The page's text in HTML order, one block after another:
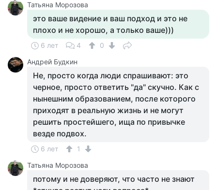
Татьяна Морозова
это ваше видение и ваш подход и это не
плохо и не хорошо, а только ваше)))
6 лет 4
0
Андрей Будкин
Не, просто когда люди спрашивают: это
черное, просто ответить "да" скучно. Как с
нынешним образованием, после которого
приходят в реальную жизнь и не могут
решить простейшего, ища по привычке
везде подвох.
6 лет
1
Татьяна Морозова
потому и не доверяют, что часто не знают